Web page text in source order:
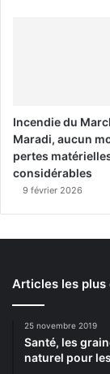
Incendie du
Maradi, aucun
pertes
considérables
9 février 2026
Articles les plus
25 novembre 2019
Santé, les
naturel pour